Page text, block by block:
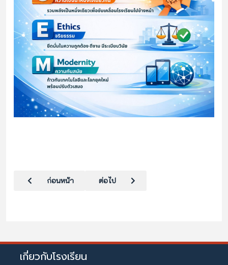
เนื้อหาก่อนหน้า: โครงสร้างการบริหารโรงเรียน
ก่อนหน้า เนื้อหาถัดไป: ข้อมูลนักเรียน
ต่อไป
เกี่ยวกับโรงเรียน